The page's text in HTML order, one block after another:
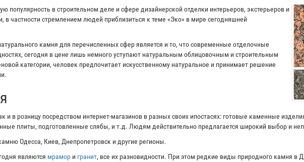
в строительном деле и сфере дизайнерской отделки интерьеров, экстерьеров и
частности стремлением людей приблизиться к теме «Эко» в мире сегодняшней
камня для перечисленных сфер является и то, что современные отделочные
сегодня в цене лишь немного уступают натуральным облицовочным и строительным
категории, человек предпочитает искусственному натуральное и принимает решение
в розницу посредством интернет-магазинов в разных своих ипостасях: готовые каменные
плиты, подготовленные слябы, и т.д. Людям действительно предлагается широкий выбор и
Одесса, Киев, Днепропетровск и другие регионы.
являются мрамор и гранит, все их разновидности. При этом редкие виды природного камня в